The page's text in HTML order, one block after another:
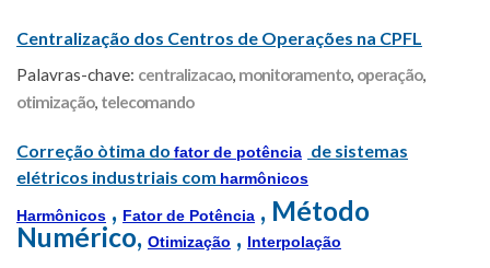
Centralização dos Centros de Operações na CPFL
Palavras-chave: centralizacao, monitoramento, operação,
otimização, telecomando
Correção òtima do fator de potência de sistemas
elétricos industriais com harmônicos
Harmônicos , Fator de Potência , Método
Numérico, Otimização , Interpolação